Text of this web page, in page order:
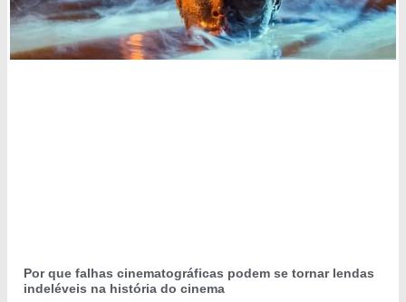
Por que falhas cinematográficas podem se tornar lendas
indeléveis na história do cinema